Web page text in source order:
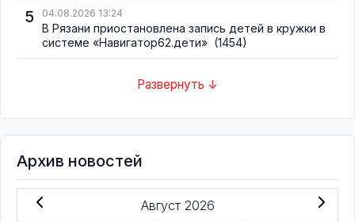
5 04.08.2026 13:24
В Рязани приостановлена запись детей в кружки в
системе «Навигатор62.дети» (1454)
Развернуть ↓
Архив новостей
Август 2026